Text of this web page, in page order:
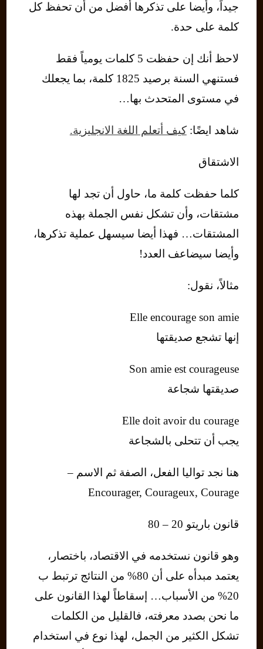
جيداً، وأيضا على تذكرها أفضل من أن تحفظ كل
كلمة على حدة.
لاحظ أنك إن حفظت 5 كلمات يومياً فقط
فستنهي السنة برصيد 1825 كلمة، بما يجعلك
في مستوى المتحدث بها…
شاهد ايضًا:كيف أتعلم اللغة الانجليزية.
الاشتقاق
كلما حفظت كلمة ما، حاول أن تجد لها
مشتقات، وأن تشكل نفس الجملة بهذه
المشتقات… فهذا أيضا سيسهل عملية تذكرها،
وأيضا سيضاعف العدد!
مثالاً، نقول:
Elle encourage son amie
إنها تشجع صديقتها
Son amie est courageuse
صديقتها شجاعة
Elle doit avoir du courage
يجب أن تتحلى بالشجاعة
هنا نجد تواليا الفعل، الصفة ثم الاسم –
Encourager, Courageux, Courage
قانون باريتو 20 – 80
وهو قانون نستخدمه في الاقتصاد، باختصار،
يعتمد مبدأه على أن 80% من النتائج ترتبط ب
20% من الأسباب… إسقاطاً لهذا القانون على
ما نحن بصدد معرفته، فالقليل من الكلمات
تشكل الكثير من الجمل، لهذا نوع في استخدام